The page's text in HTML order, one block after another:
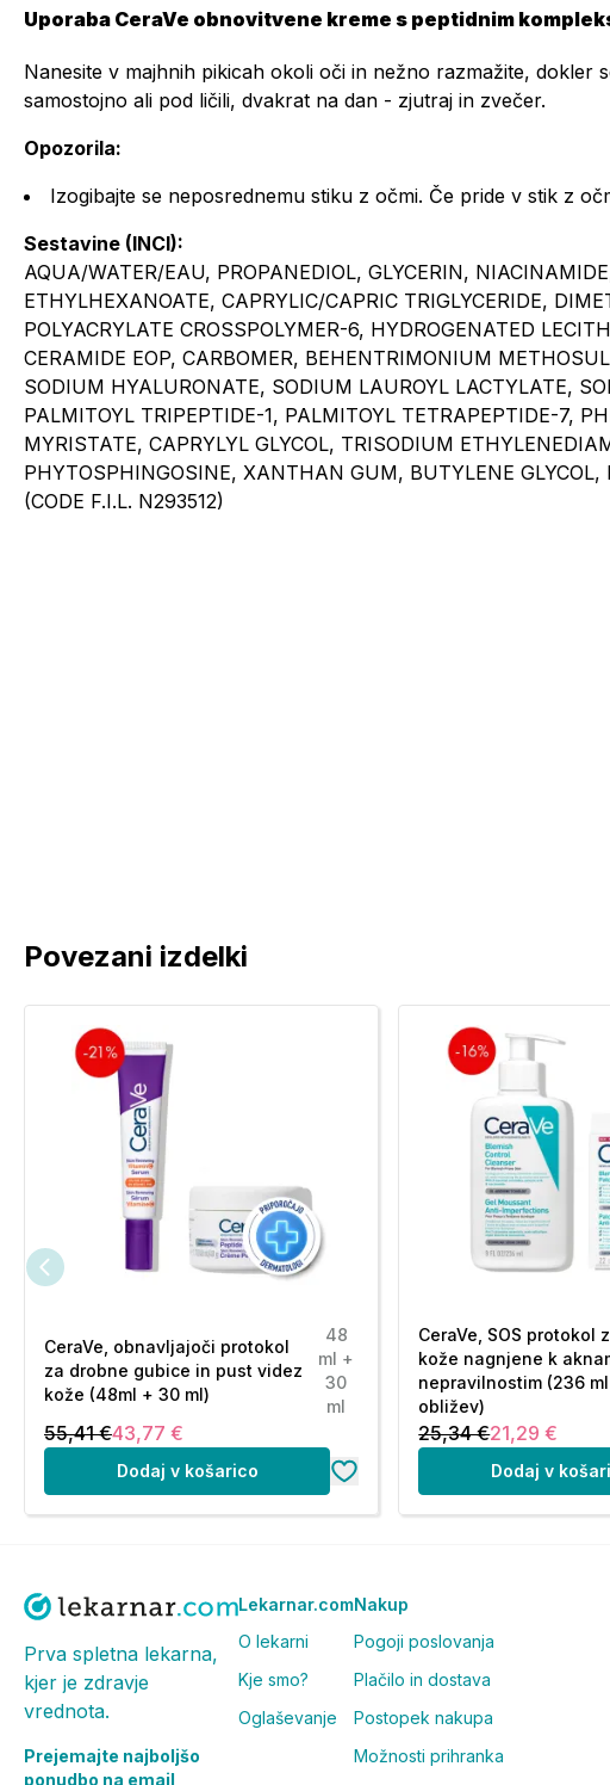
Uporaba CeraVe obnovitvene kreme s peptidnim
Nanesite v majhnih pikicah okoli oči in nežno razmažite, dokler
samostojno ali pod ličili, dvakrat na dan - zjutraj in zvečer.
Opozorila:
Izogibajte se neposrednemu stiku z očmi. Če pride v stik z
Sestavine (INCI):
AQUA/WATER/EAU, PROPANEDIOL, GLYCERIN,
ETHYLHEXANOATE, CAPRYLIC/CAPRIC TRIGLYCERIDE,
POLYACRYLATE CROSSPOLYMER-6, HYDROGENATED
CERAMIDE EOP, CARBOMER, BEHENTRIMONIUM
SODIUM HYALURONATE, SODIUM LAUROYL LACTYLATE,
PALMITOYL TRIPEPTIDE-1, PALMITOYL TETRAPEPTIDE-7,
MYRISTATE, CAPRYLYL GLYCOL, TRISODIUM
PHYTOSPHINGOSINE, XANTHAN GUM, BUTYLENE GLYCOL,
(CODE F.I.L. N293512)
Povezani izdelki
CeraVe, obnavljajoči protokol
za drobne gubice in pust videz
kože (48ml + 30 ml)
48
ml +
30
ml
55,41 €43,77 €
Dodaj v košarico
CeraVe, SOS protokol
kože nagnjene k
nepravilnostim (236
obližev)
25,34 €21,29 €
Dodaj v
Prva spletna lekarna,
kjer je zdravje
vrednota.
Prejemajte najboljšo
ponudbo na email
Lekarnar.com
O lekarni
Kje smo?
Oglaševanje
Nakup
Pogoji poslovanja
Plačilo in dostava
Postopek nakupa
Možnosti prihranka